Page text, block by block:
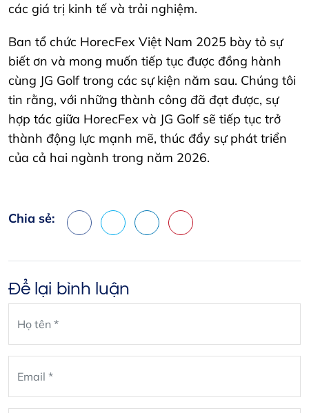
các giá trị kinh tế và trải nghiệm.
Ban tổ chức HorecFex Việt Nam 2025 bày tỏ sự
biết ơn và mong muốn tiếp tục được đồng hành
cùng JG Golf trong các sự kiện năm sau. Chúng tôi
tin rằng, với những thành công đã đạt được, sự
hợp tác giữa HorecFex và JG Golf sẽ tiếp tục trở
thành động lực mạnh mẽ, thúc đẩy sự phát triển
của cả hai ngành trong năm 2026.
Chia sẻ:
Facebook
X LinkedInPinterest
Để lại bình luận
blank